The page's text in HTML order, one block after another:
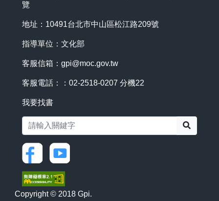
覽
地址：10491台北市中山區松江路209號
指導單位：文化部
客服信箱： gpi@moc.gov.tw
客服電話：：02-2518-0207 分機22
我要找書
Copyright © 2018 Gpi.